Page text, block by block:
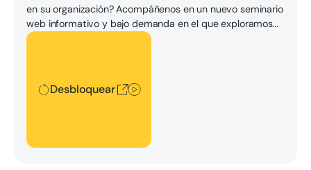
en su organización? Acompáñenos en un nuevo seminario
web informativo y bajo demanda en el que exploramos
cómo la plataforma ztC Edge de Stratus, combinada con
Desbloquear
Desbloquear